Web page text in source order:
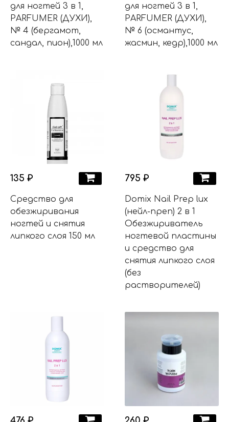
для ногтей 3 в 1,
PARFUMER (ДУХИ),
№ 4 (бергамот,
сандал, пион),1000 мл
для ногтей 3 в 1,
PARFUMER (ДУХИ),
№ 6 (османтус,
жасмин, кедр),1000 мл
135 ₽
Средство для
обезжиривания
ногтей и снятия
липкого слоя 150 мл
795 ₽
Domix Nail Prep lux
(нейл-преп) 2 в 1
Обезжириватель
ногтевой пластины
и средство для
снятия липкого слоя
(без
растворителей)